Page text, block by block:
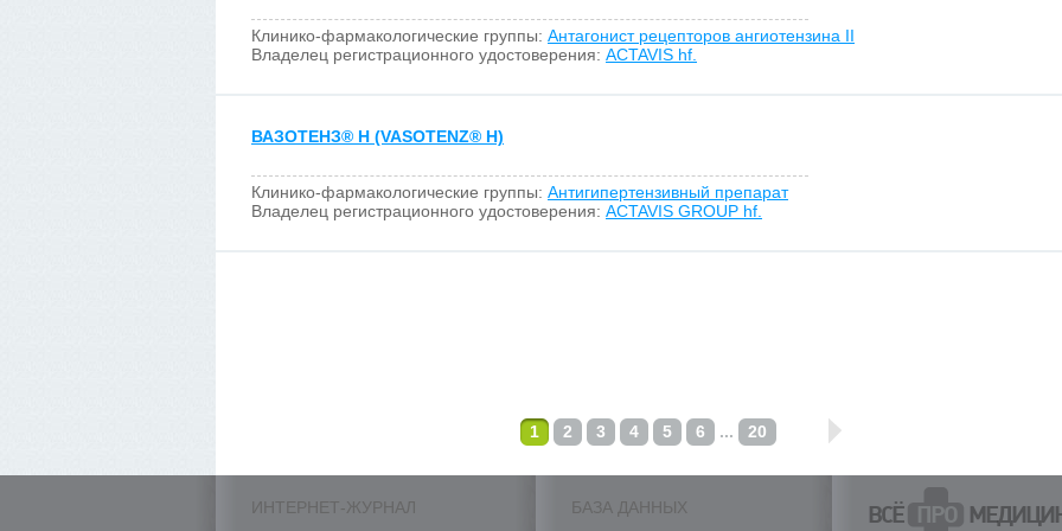
Клинико-фармакологические группы: Антагонист рецепторов ангиотензина II
Владелец регистрационного удостоверения: ACTAVIS hf.
ВАЗОТЕНЗ® Н (VASOTENZ® H)
Клинико-фармакологические группы: Антигипертензивный препарат
Владелец регистрационного удостоверения: ACTAVIS GROUP hf.
1 2 3 4 5 6 ... 20
ИНТЕРНЕТ-ЖУРНАЛ БАЗА ДАННЫХ ВСЁ ПРО